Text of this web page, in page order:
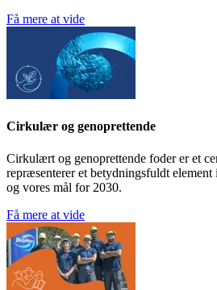
Få mere at vide
Cirkulær og genoprettende
Cirkulært og genoprettende foder er et
repræsenterer et betydningsfuldt
og vores mål for 2030.
Få mere at vide